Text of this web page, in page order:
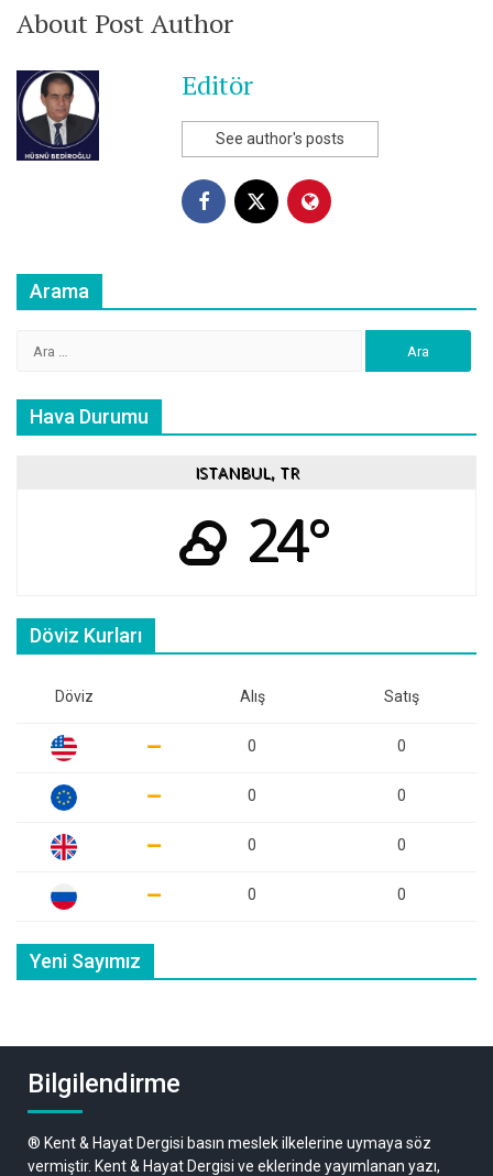
About Post Author
Editör
See author's posts
Arama
Hava Durumu
ISTANBUL, TR
24°
Döviz Kurları
Döviz Alış Satış
0 0
0 0
0 0
0 0
Yeni Sayımız
Bilgilendirme
® Kent & Hayat Dergisi basın meslek ilkelerine uymaya söz
vermiştir. Kent & Hayat Dergisi ve eklerinde yayımlanan yazı,